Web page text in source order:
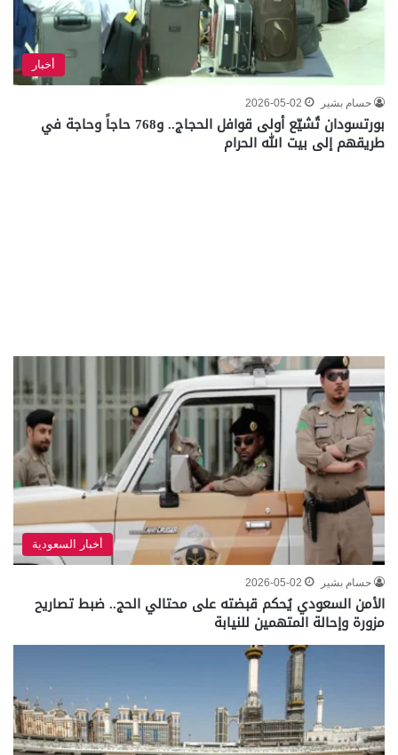
أخبار
حسام بشير 2026-05-02
بورتسودان تُشيّع أولى قوافل الحجاج.. و768 حاجاً وحاجة في
طريقهم إلى بيت الله الحرام
أخبار السعودية
حسام بشير 2026-05-02
الأمن السعودي يُحكم قبضته على محتالي الحج.. ضبط تصاريح
مزورة وإحالة المتهمين للنيابة